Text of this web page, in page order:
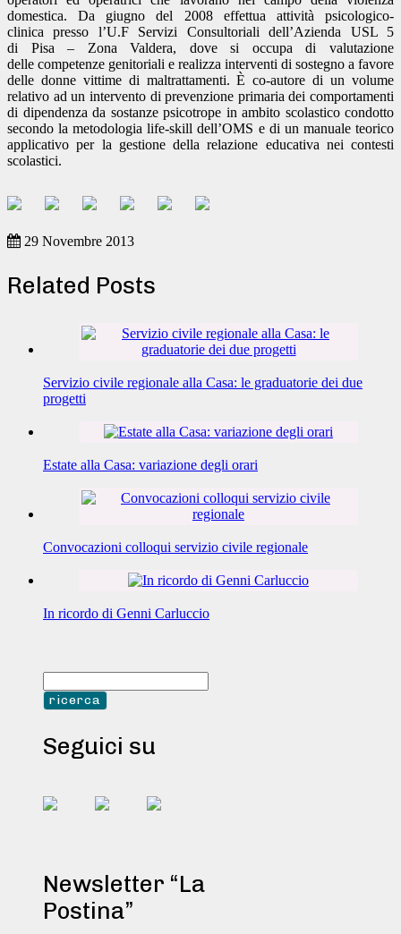
domestica. Da giugno del 2008 effettua attività psicologico-
clinica presso l’U.F Servizi Consultoriali dell’Azienda USL 5
di Pisa – Zona Valdera, dove si occupa di valutazione
delle competenze genitoriali e realizza interventi di sostegno a favore
delle donne vittime di maltrattamenti. È co-autore di un volume
relativo ad un intervento di prevenzione primaria dei comportamenti
di dipendenza da sostanze psicotrope in ambito scolastico condotto
secondo la metodologia life-skill dell’OMS e di un manuale teorico
applicativo per la gestione della relazione educativa nei contesti
scolastici.
29 Novembre 2013
Related Posts
Servizio civile regionale alla Casa: le graduatorie dei due
progetti
Estate alla Casa: variazione degli orari
Convocazioni colloqui servizio civile regionale
In ricordo di Genni Carluccio
Seguici su
Newsletter “La
Postina”